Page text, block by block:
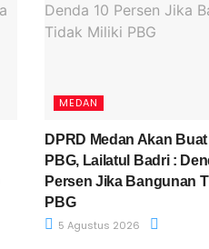
MEDAN
DPRD Medan Akan
PBG, Lailatul Badri :
Persen Jika Bangunan
PBG
5 Agustus 2026